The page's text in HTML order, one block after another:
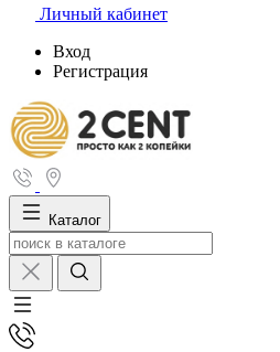
Личный кабинет
Вход
Регистрация
Каталог